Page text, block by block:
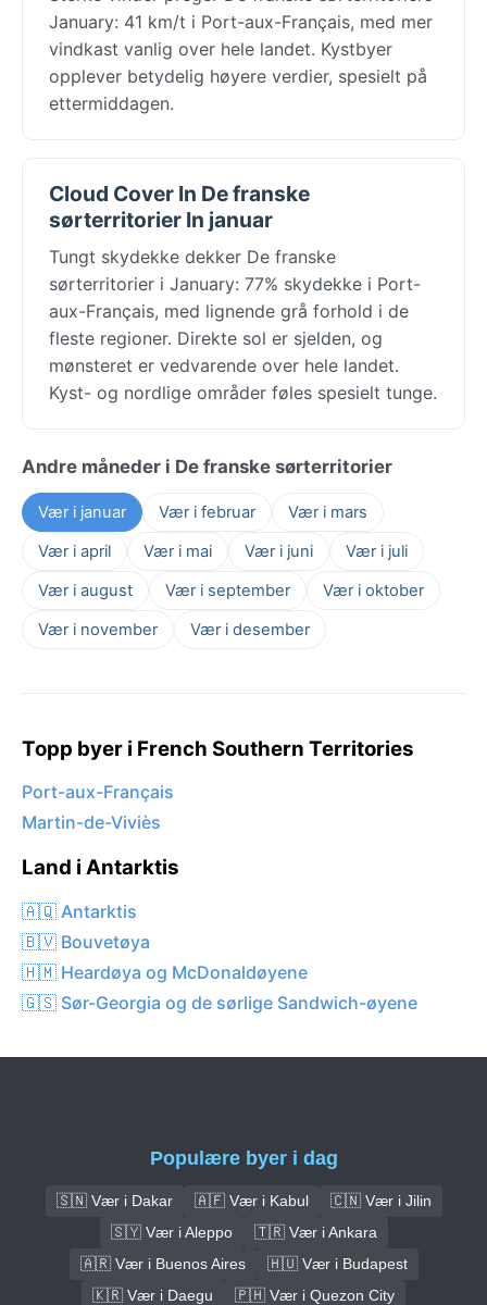
January: 41 km/t i Port-aux-Français, med mer
vindkast vanlig over hele landet. Kystbyer
opplever betydelig høyere verdier, spesielt på
ettermiddagen.
Cloud Cover In De franske
sørterritorier In januar
Tungt skydekke dekker De franske
sørterritorier i January: 77% skydekke i Port-
aux-Français, med lignende grå forhold i de
fleste regioner. Direkte sol er sjelden, og
mønsteret er vedvarende over hele landet.
Kyst- og nordlige områder føles spesielt tunge.
Andre måneder i De franske sørterritorier
Vær i januar Vær i februar
Vær i mars
Vær i april
Vær i mai Vær i juni
Vær i juli
Vær i august
Vær i september
Vær i oktober
Vær i november
Vær i desember
Topp byer i French Southern Territories
Port-aux-Français
Martin-de-Viviès
Land i Antarktis
🇦🇶 Antarktis
🇧🇻 Bouvetøya
🇭🇲 Heardøya og McDonaldøyene
🇬🇸 Sør-Georgia og de sørlige Sandwich-øyene
Populære byer i dag
🇸🇳 Vær i Dakar 🇦🇫 Vær i Kabul
🇨🇳 Vær i Jilin
🇸🇾 Vær i Aleppo
🇹🇷 Vær i Ankara
🇦🇷 Vær i Buenos Aires
🇭🇺 Vær i Budapest
🇰🇷 Vær i Daegu
🇵🇭 Vær i Quezon City